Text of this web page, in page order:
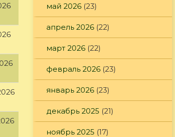
май 2026 (23)
апрель 2026 (22)
март 2026 (22)
февраль 2026 (23)
январь 2026 (23)
декабрь 2025 (21)
ноябрь 2025 (17)